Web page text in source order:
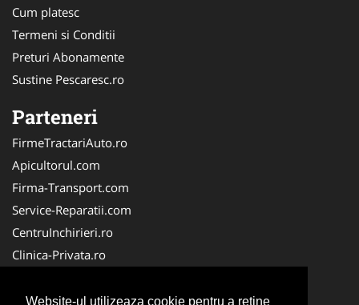
Website-ul utilizeaza cookie pentru a reţine
Cum platesc
Termeni si Conditii
Preturi Abonamente
Sustine Pescaresc.ro
Parteneri
FirmeTractariAuto.ro
Apicultorul.com
Firma-Transport.com
Service-Reparatii.com
CentruInchirieri.ro
Clinica-Privata.ro
Servicii-DDD.com